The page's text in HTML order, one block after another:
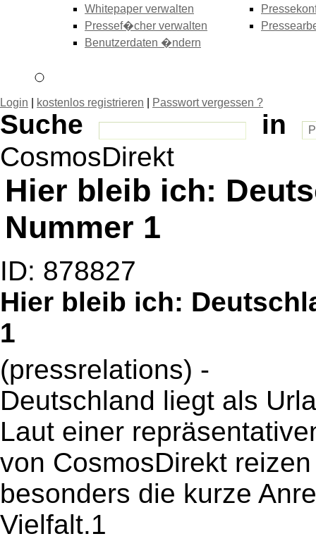
Whitepaper verwalten
Pressef�cher verwalten
Benutzerdaten �ndern
Login kostenlos registrieren Passwort vergessen ?
Suche
in
CosmosDirekt
Hier bleib ich:
Nummer 1
ID: 878827
Hier bleib ich:
1
(pressrelations) -
Deutschland liegt als
Laut einer
von CosmosDirekt
besonders die kurze
Vielfalt.1